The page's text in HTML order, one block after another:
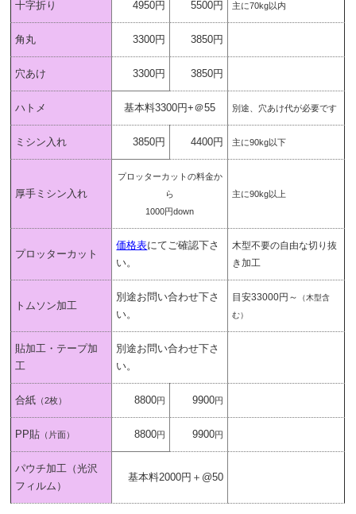
十字折り 4950円 5500円 主に70kg以内
角丸 3300円 3850円
穴あけ 3300円 3850円
ハトメ 基本料3300円+＠55 別途、穴あけ代が必要です
ミシン入れ 3850円 4400円 主に90kg以下
厚手ミシン入れ
プロッターカットの料金か
ら
1000円down
主に90kg以上
プロッターカット
価格表にてご確認下さ
い。
木型不要の自由な切り抜
き加工
トムソン加工
別途お問い合わせ下さ
い。
目安33000円～
（木型含
む）
貼加工・テープ加
工
別途お問い合わせ下さ
い。
合紙 （2枚） 8800円 9900円
PP貼 （片面） 8800円 9900円
パウチ加工（光沢
フィルム）
基本料2000円＋@50